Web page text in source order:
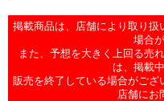
商品カテゴリ一覧
nanacoトップ
企業情報トップ
私たちの取組み
掲載商品は、店舗により取り
場合
また、予想を大きく上回る売
は、掲載
販売を終了している場合がござ
店舗にお